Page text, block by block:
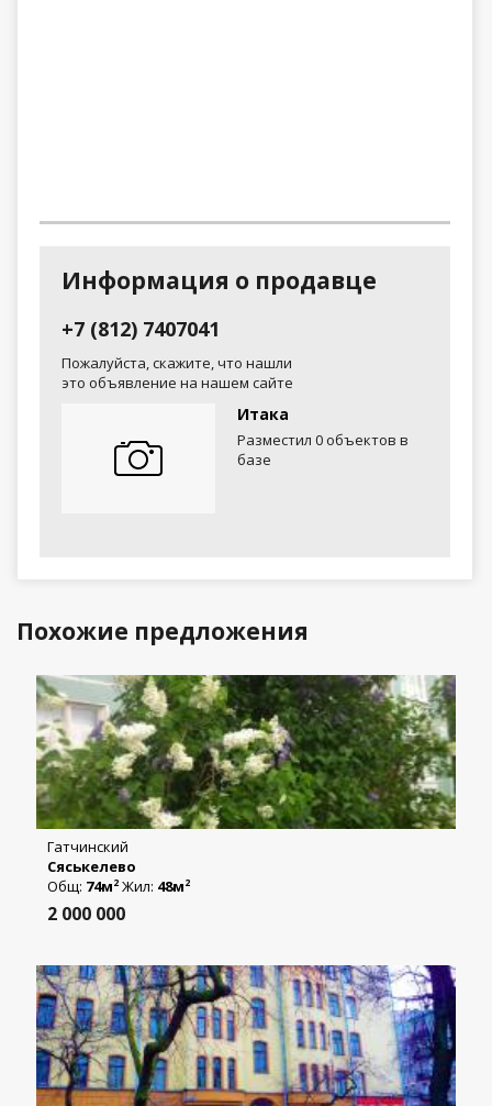
Информация о продавце
+7 (812) 7407041
Пожалуйста, скажите, что нашли
это объявление на нашем сайте
Итака
Разместил 0 объектов в
базе
Похожие предложения
Гатчинский
Сяськелево
Общ: 74м2 Жил: 48м2
2 000 000